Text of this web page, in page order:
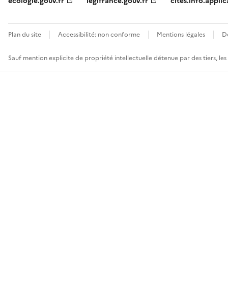
Plan du site Accessibilité: non conforme Mentions légales
Sauf mention explicite de propriété intellectuelle détenue par des tiers,